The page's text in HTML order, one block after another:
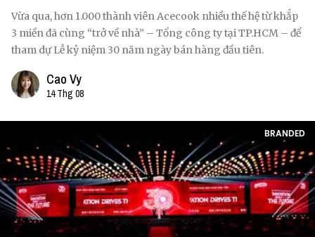
Vừa qua, hơn 1.000 thành viên Acecook nhiều thế hệ từ khắp
3 miền đã cùng “trở về nhà” – Tổng công ty tại TP.HCM – để
tham dự Lễ kỷ niệm 30 năm ngày bán hàng đầu tiên.
Cao Vy
14 Thg 08
BRANDED